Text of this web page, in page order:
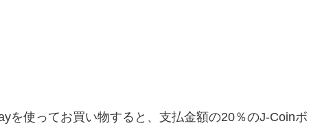
を使ってお買い物すると、支払金額の20％のJ-Coinボ